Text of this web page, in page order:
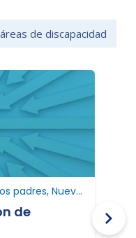
de discapacidad
Comprender los derechos de los padres, Nuevo en educación especial
de